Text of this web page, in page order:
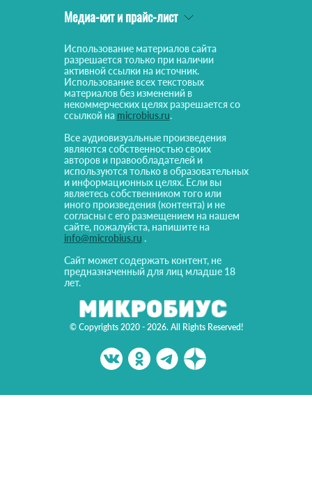
© Copyrights 2020 - 2026. All Rights Reserved!
Медиа-кит и прайс-лист
Использование материалов сайта
разрешается только при наличии
активной ссылки на источник.
Использование всех текстовых
материалов без изменений в
некоммерческих целях разрешается со
ссылкой на microbius.ru.
Все аудиовизуальные произведения
являются собственностью своих
авторов и правообладателей и
используются только в образовательных
и информационных целях. Если вы
являетесь собственником того или
иного произведения (контента) и не
согласны с его размещением на нашем
сайте, пожалуйста, напишите на
info@microbius.ru .
Сайт может содержать контент, не
предназначенный для лиц младше 18
лет.